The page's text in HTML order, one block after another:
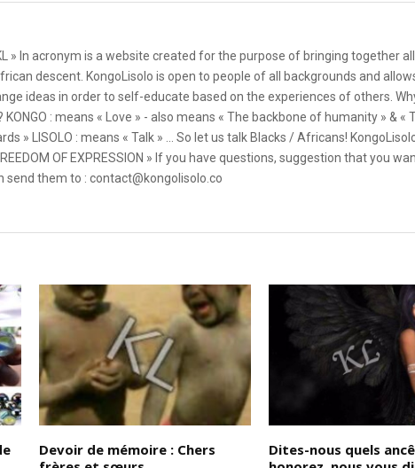
» In acronym is a website created for the purpose of bringing together
descent. KongoLisolo is open to people of all backgrounds and
ideas in order to self-educate based on the experiences of others.
KONGO : means « Love » - also means « The backbone of humanity » & «
» LISOLO : means « Talk » ... So let us talk Blacks / Africans!
OF EXPRESSION » If you have questions, suggestion that you
send them to : contact@kongolisolo.co
Devoir de mémoire : Chers
Dites-nous quels